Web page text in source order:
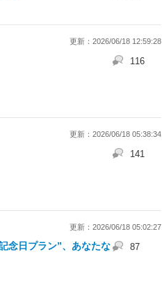
更新：2026/06/18 12:59:28
116
更新：2026/06/18 05:38:34
141
更新：2026/06/18 05:02:27
念日プラン”、あなたな
87